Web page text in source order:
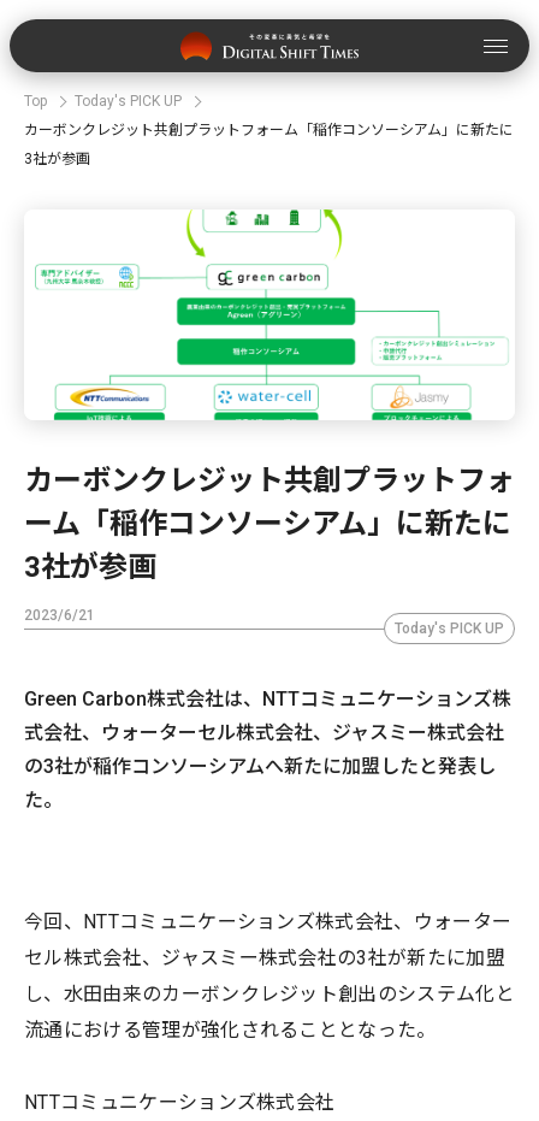
Top
Today's PICK UP
カーボンクレジット共創プラットフォーム「稲作コンソーシアム」に新たに
3社が参画
カーボンクレジット共創プラットフォ
ーム「稲作コンソーシアム」に新たに
3社が参画
2023/6/21
Today's PICK UP
Green Carbon株式会社は、NTTコミュニケーションズ株
式会社、ウォーターセル株式会社、ジャスミー株式会社
の3社が稲作コンソーシアムへ新たに加盟したと発表し
た。
今回、NTTコミュニケーションズ株式会社、ウォーター
セル株式会社、ジャスミー株式会社の3社が新たに加盟
し、水田由来のカーボンクレジット創出のシステム化と
流通における管理が強化されることとなった。
NTTコミュニケーションズ株式会社